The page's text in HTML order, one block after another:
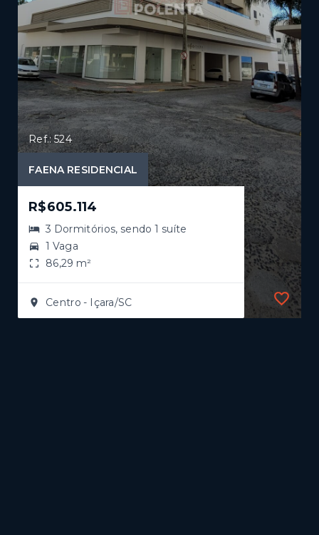
Ref.: 524
FAENA RESIDENCIAL
R$605.114
3 Dormitórios, sendo 1 suíte
1 Vaga
86,29 m²
Centro - Içara/SC